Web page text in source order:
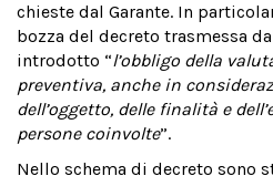
chieste dal Garante. In
bozza del decreto trasmessa
introdotto “l’obbligo della
preventiva, anche in
dell’oggetto, delle finalità e
persone coinvolte”.
Nello schema di decreto sono